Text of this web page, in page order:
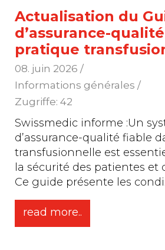
Actualisation du
d’assurance-
pratique
08. juin 2026 /
Informations générales /
Zugriffe: 42
Swissmedic informe :Un
d’assurance-qualité fiable
transfusionnelle est
la sécurité des patientes et
Ce guide présente les condi
read more..